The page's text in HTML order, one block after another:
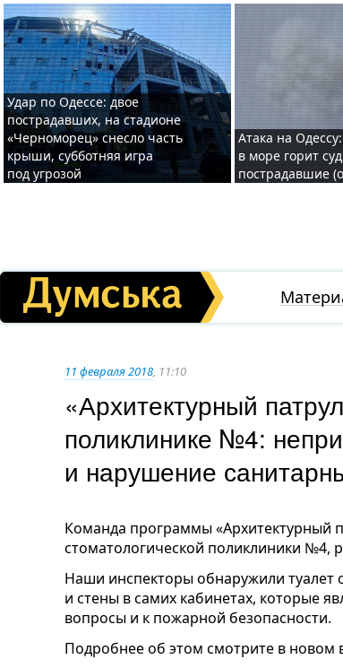
Удар по Одессе: двое
пострадавших, на стадионе
«Черноморец» снесло часть
крыши, субботняя игра
под угрозой
Атака на
в море горит
пострадавшие
11 февраля 2018, 11:10
«Архитектурный
поликлинике №4:
и нарушение
Команда программы «Архитектурный
стоматологической поликлиники №4,
Наши инспекторы обнаружили туалет
и стены в самих кабинетах, которые
вопросы и к пожарной безопасности.
Подробнее об этом смотрите в новом